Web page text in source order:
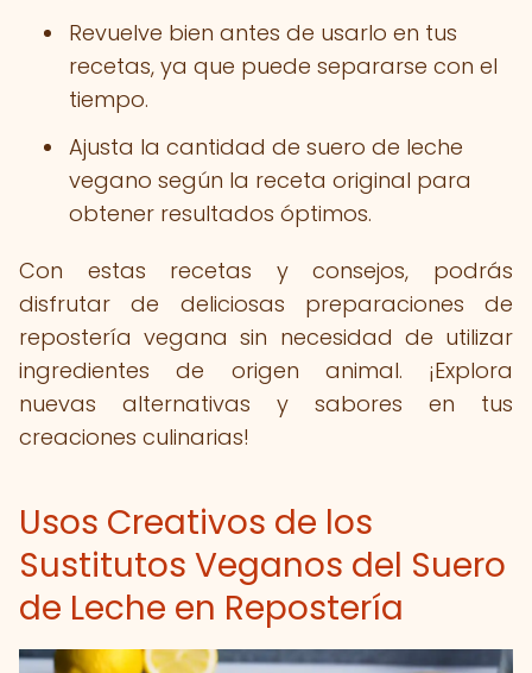
Revuelve bien antes de usarlo en tus
recetas, ya que puede separarse con el
tiempo.
Ajusta la cantidad de suero de leche
vegano según la receta original para
obtener resultados óptimos.
Con estas recetas y consejos, podrás
disfrutar de deliciosas preparaciones de
repostería vegana sin necesidad de utilizar
ingredientes de origen animal. ¡Explora
nuevas alternativas y sabores en tus
creaciones culinarias!
Usos Creativos de los
Sustitutos Veganos del Suero
de Leche en Repostería